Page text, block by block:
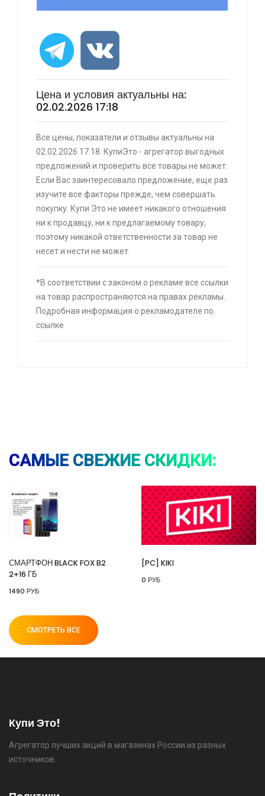
⚡ [PC] Cursedland
🔥 0 руб. |КУПИТЬ
⚡ Двуспальная кровать buyson 200х160 со
скидкой + возврат 25% трат , если оплачивать
картой Сбербанка
🔥 16190 руб. |КУПИТЬ
⚡ Скидка до 25% при оплате платежной
системой Пэй (макс. скидка 4320₽,
индивидуально, возможно сработает не у
всех)
⚡ Спой колядку - получи подарок
⚡ [PC] Kiki
🔥 0 руб. |
⚡ 55" Телевизор Digma DM-LED55UQB31 QLED,
Цена и условия актуальны на:
02.02.2026 17:18
Все цены, показатели и отзывы актуальны на
02.02.2026 17:18. КупиЭто - агрегатор выгодных
предложений и проверить все товары не может.
Если Вас заинтересовало предложение, еще раз
изучите все факторы прежде, чем совершать
покупку. Купи Это не имеет никакого отношения
ни к продавцу, ни к предлагаемому товару,
поэтому никакой ответственности за товар не
несет и нести не может.
*В соответствии с законом о рекламе все ссылки
на товар распространяются на правах рекламы.
Подробная информация о рекламодателе по
ссылке
САМЫЕ СВЕЖИЕ СКИДКИ:
СМАРТФОН BLACK FOX B2
2+16 ГБ
1490 РУБ
[PC] KIKI
0 РУБ
СМОТРЕТЬ ВСЕ
Купи Это!
Агрегатор лучших акций в магазинах России из разных
источников.